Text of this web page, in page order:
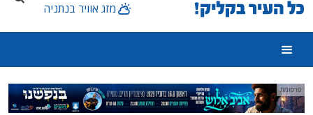
מזג אוויר בנתניה
פרסומת